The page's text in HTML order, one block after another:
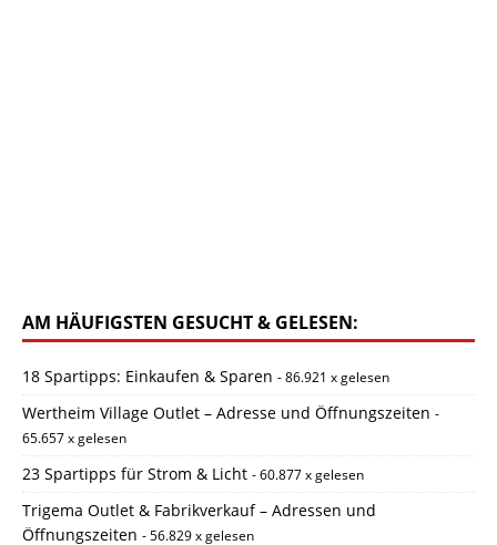
AM HÄUFIGSTEN GESUCHT & GELESEN:
18 Spartipps: Einkaufen & Sparen - 86.921 x gelesen
Wertheim Village Outlet – Adresse und Öffnungszeiten -
65.657 x gelesen
23 Spartipps für Strom & Licht - 60.877 x gelesen
Trigema Outlet & Fabrikverkauf – Adressen und
Öffnungszeiten - 56.829 x gelesen